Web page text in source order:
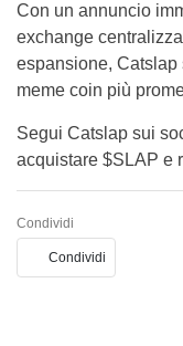
Con un annuncio
exchange
espansione,
meme coin più
Segui Catslap sui
acquistare $SLAP e
Condividi
Condividi